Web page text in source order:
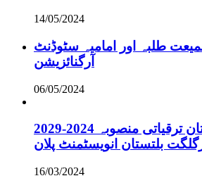
14/05/2024
طلبہ اور امامیہ سٹوڈنٹ
آرگنائزیشن
06/05/2024
گلگت بلتستان ترقیاتی منصوبہ 2024-2029
بلتستان انویسٹمنٹ پلان
16/03/2024